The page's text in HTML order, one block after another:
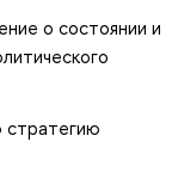
о состоянии и
стратегию